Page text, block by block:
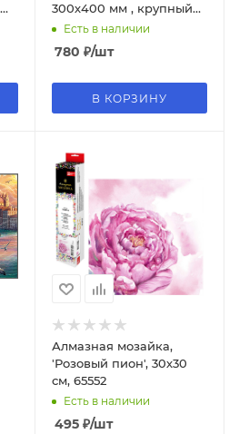
300х400 мм , крупный
камень, 8 цв, DL-
DRL02515-LL040
Есть в наличии
780 ₽/шт
В КОРЗИНУ
Алмазная мозайка,
'Розовый пион', 30х30
см, 65552
Есть в наличии
495 ₽/шт